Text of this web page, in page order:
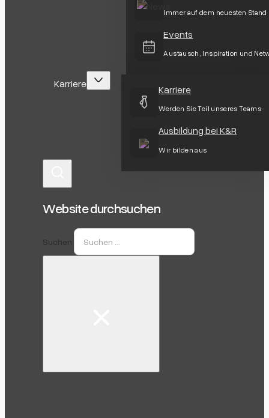
Immer auf dem neuesten Stand
Events
Austausch, Inspiration und
Karriere Karriere
Werden Sie Teil unseres Teams
Ausbildung bei K&R
Wir bilden aus
Website durchsuchen
Suchen